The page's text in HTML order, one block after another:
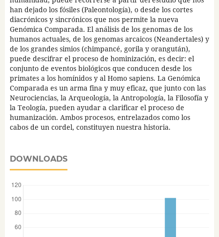
han dejado los fósiles (Paleontología), o desde los cortes
diacrónicos y sincrónicos que nos permite la nueva
Genómica Comparada. El análisis de los genomas de los
humanos actuales, de los genomas arcaicos (Neandertales) y
de los grandes simios (chimpancé, gorila y orangután),
puede descifrar el proceso de hominización, es decir: el
conjunto de eventos biológicos que conducen desde los
primates a los homínidos y al Homo sapiens. La Genómica
Comparada es un arma fina y muy eficaz, que junto con las
Neurociencias, la Arqueología, la Antropología, la Filosofía y
la Teología, pueden ayudar a clarificar el proceso de
humanización. Ambos procesos, entrelazados como los
cabos de un cordel, constituyen nuestra historia.
DOWNLOADS